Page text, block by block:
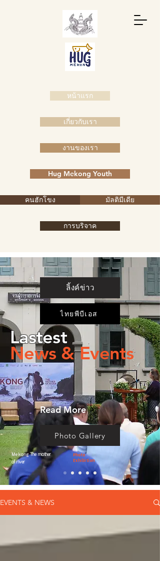
หน้าแรก
เกี่ยวกับเรา
งานของเรา
Hug Mekong Youth
คนฮักโขง มัลติมีเดีย
การบริจาค
ลิ้งค์ข่าว
ไทยพีบีเอส
Lastest
News & Events
Read More
Photo Gallery
Mekong The mother
of river
Photo
Exhibition
EVENTS & NEWS